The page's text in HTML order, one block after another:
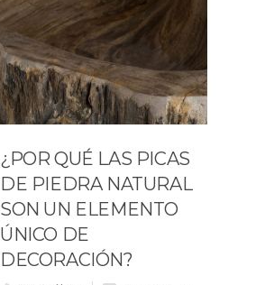
¿POR QUÉ LAS PICAS
DE PIEDRA NATURAL
SON UN ELEMENTO
ÚNICO DE
DECORACIÓN?